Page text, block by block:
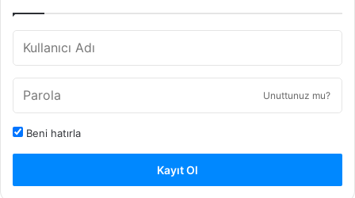
Unuttunuz mu?
Beni hatırla
Kayıt Ol